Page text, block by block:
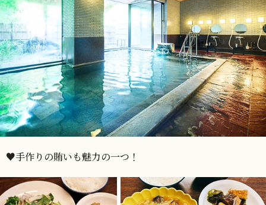
♥手作りの賄いも魅力の一つ！